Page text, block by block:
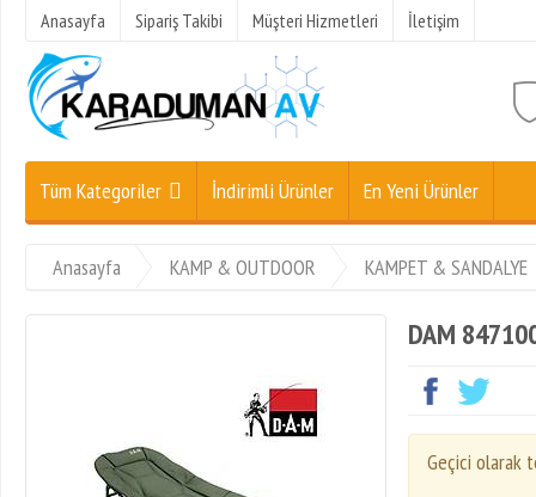
Anasayfa Sipariş Takibi Müşteri Hizmetleri İletişim
Tüm Kategoriler İndirimli Ürünler En Yeni Ürünler
Anasayfa KAMP & OUTDOOR KAMPET & SANDALYE
DAM
Geçici olarak